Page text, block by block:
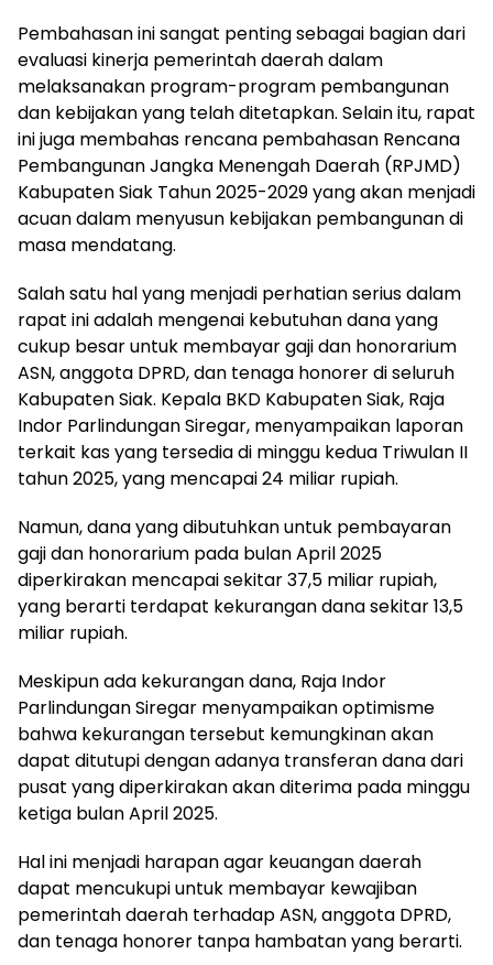
Pembahasan ini sangat penting sebagai bagian dari
evaluasi kinerja pemerintah daerah dalam
melaksanakan program-program pembangunan
dan kebijakan yang telah ditetapkan. Selain itu, rapat
ini juga membahas rencana pembahasan Rencana
Pembangunan Jangka Menengah Daerah (RPJMD)
Kabupaten Siak Tahun 2025-2029 yang akan menjadi
acuan dalam menyusun kebijakan pembangunan di
masa mendatang.
Salah satu hal yang menjadi perhatian serius dalam
rapat ini adalah mengenai kebutuhan dana yang
cukup besar untuk membayar gaji dan honorarium
ASN, anggota DPRD, dan tenaga honorer di seluruh
Kabupaten Siak. Kepala BKD Kabupaten Siak, Raja
Indor Parlindungan Siregar, menyampaikan laporan
terkait kas yang tersedia di minggu kedua Triwulan II
tahun 2025, yang mencapai 24 miliar rupiah.
Namun, dana yang dibutuhkan untuk pembayaran
gaji dan honorarium pada bulan April 2025
diperkirakan mencapai sekitar 37,5 miliar rupiah,
yang berarti terdapat kekurangan dana sekitar 13,5
miliar rupiah.
Meskipun ada kekurangan dana, Raja Indor
Parlindungan Siregar menyampaikan optimisme
bahwa kekurangan tersebut kemungkinan akan
dapat ditutupi dengan adanya transferan dana dari
pusat yang diperkirakan akan diterima pada minggu
ketiga bulan April 2025.
Hal ini menjadi harapan agar keuangan daerah
dapat mencukupi untuk membayar kewajiban
pemerintah daerah terhadap ASN, anggota DPRD,
dan tenaga honorer tanpa hambatan yang berarti.